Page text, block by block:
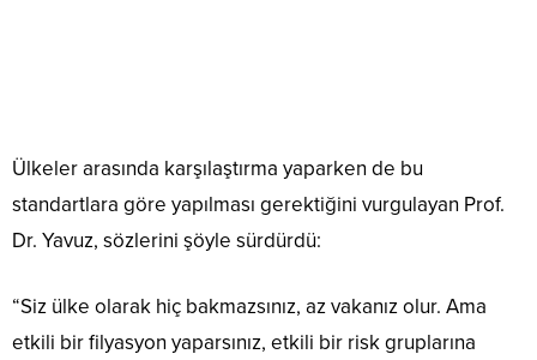
Ülkeler arasında karşılaştırma yaparken de bu
standartlara göre yapılması gerektiğini vurgulayan Prof.
Dr. Yavuz, sözlerini şöyle sürdürdü:
“Siz ülke olarak hiç bakmazsınız, az vakanız olur. Ama
etkili bir filyasyon yaparsınız, etkili bir risk gruplarına